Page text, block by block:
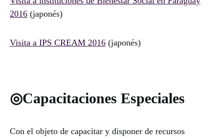
2016 (japonés)
Visita a IPS CREAM 2016 (japonés)
◎Capacitaciones Especiales
Con el objeto de capacitar y disponer de recursos